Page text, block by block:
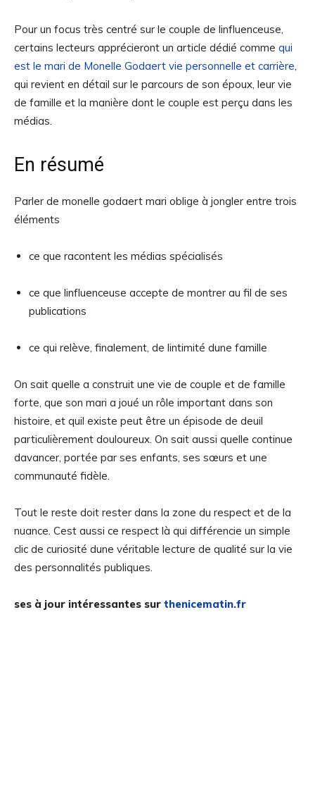
Pour un focus très centré sur le couple de linfluenceuse,
certains lecteurs apprécieront un article dédié comme qui
est le mari de Monelle Godaert vie personnelle et carrière,
qui revient en détail sur le parcours de son époux, leur vie
de famille et la manière dont le couple est perçu dans les
médias.
En résumé
Parler de monelle godaert mari oblige à jongler entre trois
éléments
ce que racontent les médias spécialisés
ce que linfluenceuse accepte de montrer au fil de ses
publications
ce qui relève, finalement, de lintimité dune famille
On sait quelle a construit une vie de couple et de famille
forte, que son mari a joué un rôle important dans son
histoire, et quil existe peut être un épisode de deuil
particulièrement douloureux. On sait aussi quelle continue
davancer, portée par ses enfants, ses sœurs et une
communauté fidèle.
Tout le reste doit rester dans la zone du respect et de la
nuance. Cest aussi ce respect là qui différencie un simple
clic de curiosité dune véritable lecture de qualité sur la vie
des personnalités publiques.
ses à jour intéressantes sur thenicematin.fr